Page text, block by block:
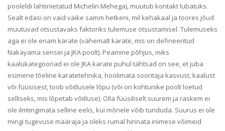
pooleldi lahtiriietatud Michelin Mehega), muutub kontakt lubatuks.
Sealt edasi on vaid väike samm hetkeni, mil kehakaal ja toores jõud
muutuvad otsustavaks faktoriks tulemuse otsustamisel. Tulemuseks
aga ei ole enam karate (vähemalt karate, mis on defineeritud
Nakayama sensei ja JKA poolt). Peamine põhjus, miks
kaalukategooriad ei ole JKA karate puhul tähtsad on see, et juba
esimene tõeline karatetehnika, hoolimata sooritaja kasvust, kaalust
või füüsisest, toob võitlusele lõpu (või on kohtunike poolt loetud
selliseks, mis lõpetab võitluse). Olla füüsiliselt suurem ja raskem ei
ole ilmtingimata selline eelis, kui mõnele võib tunduda. Suurus ei ole
mingi tugevuse määraja ja oleks rumal hinnata inimese võimeid